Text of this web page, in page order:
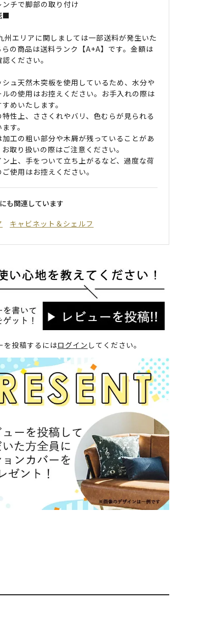
ンチで脚部の取り付け
■
エリアに関しましては一部送料が発生いた
らの商品は送料ランク【A+A】です。金額は
ください。
ュ天然木突板を使用しているため、水分や
の使用はお控えください。お手入れの際は
めいたします。
性上、ささくれやバリ、色むらが見られる
す。
工の粗い部分や木屑が残っていることがあ
取り扱いの際はご注意ください。
上、手をついて立ち上がるなど、過度な荷
使用はお控えください。
も関連しています
キャビネット＆シェルフ
を投稿するにはログイン してください。